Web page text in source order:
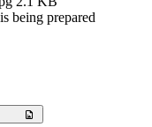
being prepared